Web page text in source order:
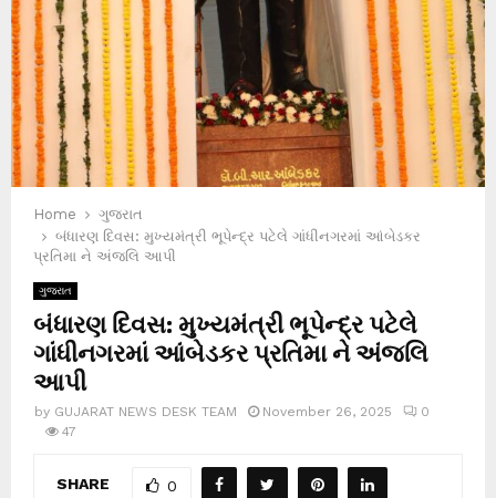
Home
ગુજરાત
બંધારણ દિવસ: મુખ્યમંત્રી ભૂપેન્દ્ર પટેલે ગાંધીનગરમાં આંબેડકર
પ્રતિમા ને અંજલિ આપી
ગુજરાત
બંધારણ દિવસ: મુખ્યમંત્રી ભૂપેન્દ્ર પટેલે
ગાંધીનગરમાં આંબેડકર પ્રતિમા ને અંજલિ
આપી
by GUJARAT NEWS DESK TEAM November 26, 2025
0
47
SHARE 0